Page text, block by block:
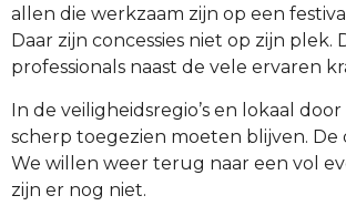
allen die werkzaam zijn op een
Daar zijn concessies niet op zijn
professionals naast de vele ervaren
In de veiligheidsregio’s en lokaal
scherp toegezien moeten blijven.
We willen weer terug naar een vol
zijn er nog niet.